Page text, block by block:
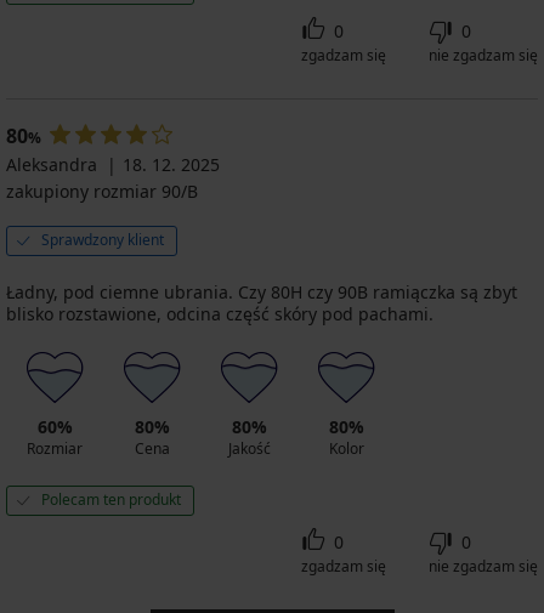
0
zgadzam się
0
nie zgadzam się
80%
Aleksandra
18. 12. 2025
zakupiony rozmiar 90/B
Sprawdzony klient
Ładny, pod ciemne ubrania. Czy 80H czy 90B ramiączka są zbyt
blisko rozstawione, odcina część skóry pod pachami.
60%
Rozmiar
80%
Cena
80%
Jakość
80%
Kolor
Polecam ten produkt
0
zgadzam się
0
nie zgadzam się